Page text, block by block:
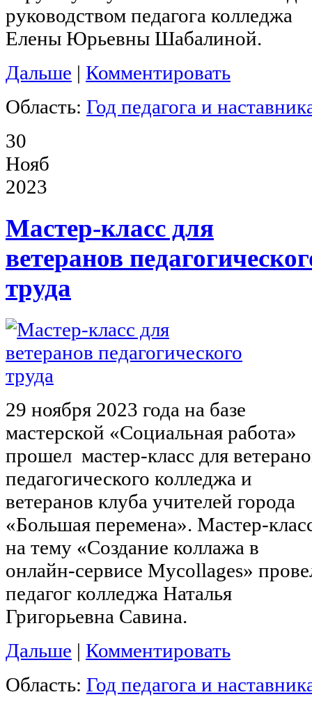
руководством педагога колледжа
Елены Юрьевны Шабалиной.
Дальше | Комментировать
Область: Год педагога и
30
Нояб
2023
Мастер-класс для
ветеранов
труда
29 ноября 2023 года на базе
мастерской «Социальная работа»
прошел мастер-класс для
педагогического колледжа и
ветеранов клуба учителей города
«Большая перемена». Мастер-
на тему «Создание коллажа в
онлайн-сервисе Mycollages»
педагог колледжа Наталья
Григорьевна Савина.
Дальше | Комментировать
Область: Год педагога и